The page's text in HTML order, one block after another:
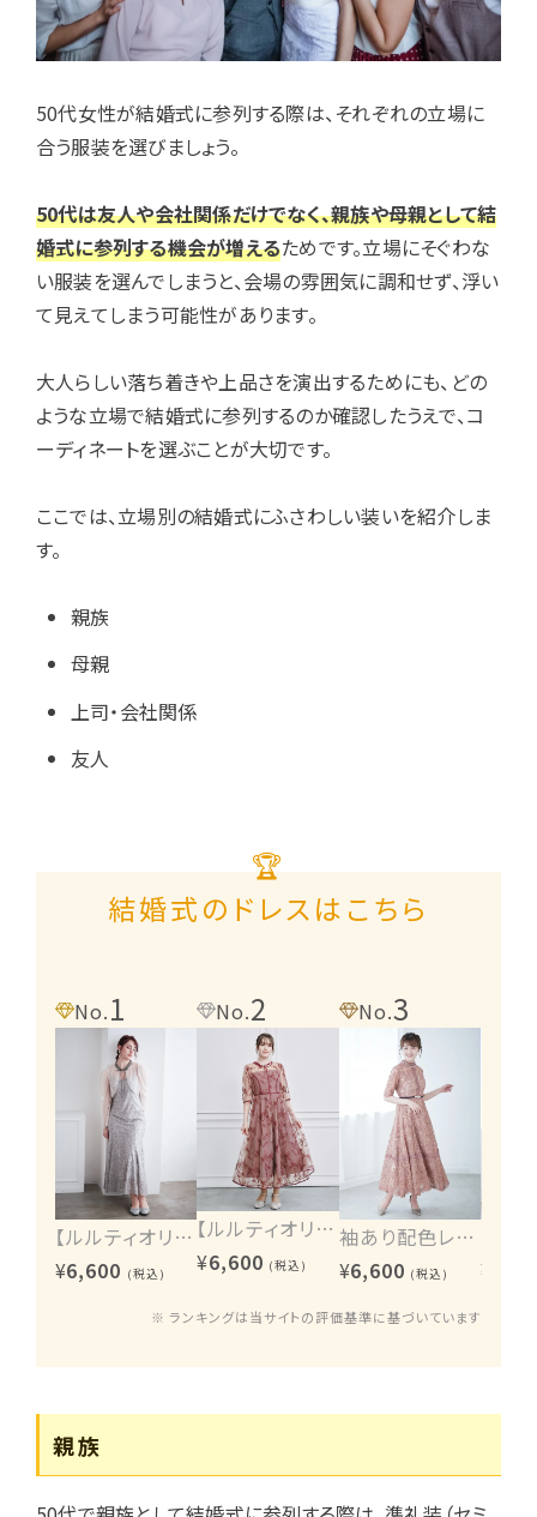
50代女性が結婚式に参列する際は、それぞれの立場に
合う服装を選びましょう。
50代は友人や会社関係だけでなく、親族や母親として結
婚式に参列する機会が増えるためです。立場にそぐわな
い服装を選んでしまうと、会場の雰囲気に調和せず、浮い
て見えてしまう可能性があります。
大人らしい落ち着きや上品さを演出するためにも、どの
ような立場で結婚式に参列するのか確認したうえで、コ
ーディネートを選ぶことが大切です。
ここでは、立場別の結婚式にふさわしい装いを紹介しま
す。
親族
母親
上司・会社関係
友人
🏆
結婚式のドレスはこちら
No.1
【ルルティオリジナル】ヴィンテージレース2wayワンピース
¥6,600 (税込)
No.2
【ルルティオリジナル】エンブロイダリーワンピース
¥6,600 (税込)
No.3
袖あり配色レースハシゴ切り替えワンピース
¥6,600 (税込) ¥
※ ランキングは当サイトの評価基準に基づいています
親族